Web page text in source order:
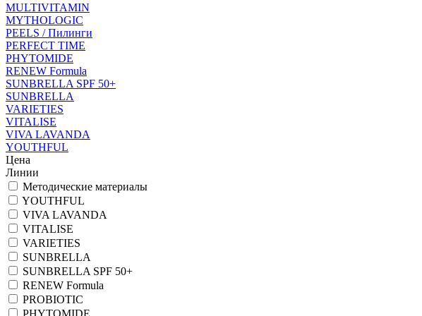
MULTIVITAMIN
MYTHOLOGIC
PEELS / Пилинги
PERFECT TIME
PHYTOMIDE
RENEW Formula
SUNBRELLA SPF 50+
SUNBRELLA
VARIETIES
VITALISE
VIVA LAVANDA
YOUTHFUL
Цена
Линии
Методические материалы
YOUTHFUL
VIVA LAVANDA
VITALISE
VARIETIES
SUNBRELLA
SUNBRELLA SPF 50+
RENEW Formula
PROBIOTIC
PHYTOMIDE